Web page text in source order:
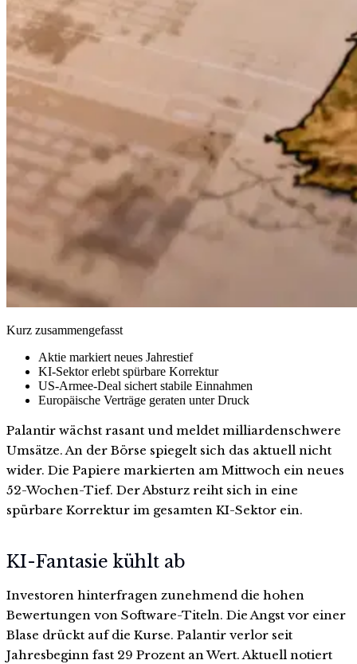
Kurz zusammengefasst
Aktie markiert neues Jahrestief
KI-Sektor erlebt spürbare Korrektur
US-Armee-Deal sichert stabile Einnahmen
Europäische Verträge geraten unter Druck
Palantir wächst rasant und meldet milliardenschwere
Umsätze. An der Börse spiegelt sich das aktuell nicht
wider. Die Papiere markierten am Mittwoch ein neues
52-Wochen-Tief. Der Absturz reiht sich in eine
spürbare Korrektur im gesamten KI-Sektor ein.
KI-Fantasie kühlt ab
Investoren hinterfragen zunehmend die hohen
Bewertungen von Software-Titeln. Die Angst vor einer
Blase drückt auf die Kurse. Palantir verlor seit
Jahresbeginn fast 29 Prozent an Wert. Aktuell notiert